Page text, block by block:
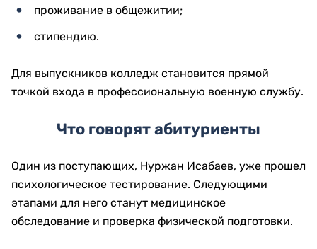
проживание в общежитии;
стипендию.
Для выпускников колледж становится прямой
точкой входа в профессиональную военную службу.
Что говорят абитуриенты
Один из поступающих, Нуржан Исабаев, уже прошел
психологическое тестирование. Следующими
этапами для него станут медицинское
обследование и проверка физической подготовки.